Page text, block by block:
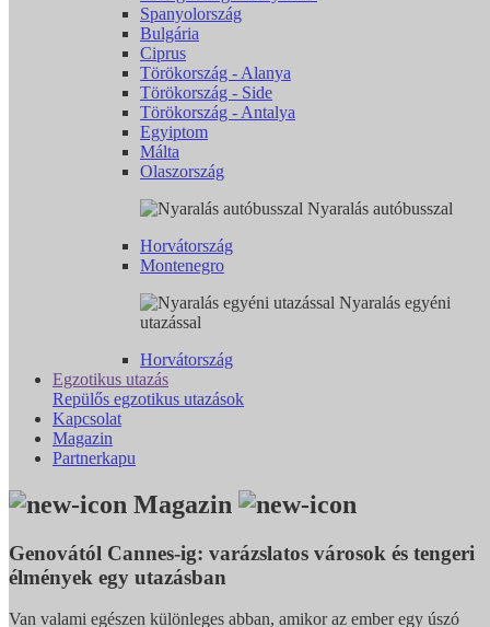
Spanyolország
Bulgária
Ciprus
Törökország - Alanya
Törökország - Side
Törökország - Antalya
Egyiptom
Málta
Olaszország
Nyaralás autóbusszal
Horvátország
Montenegro
Nyaralás egyéni
utazással
Horvátország
Egzotikus utazás
Repülős egzotikus utazások
Kapcsolat
Magazin
Partnerkapu
Magazin
Genovától Cannes-ig: varázslatos városok és tengeri
élmények egy utazásban
Van valami egészen különleges abban, amikor az ember egy úszó